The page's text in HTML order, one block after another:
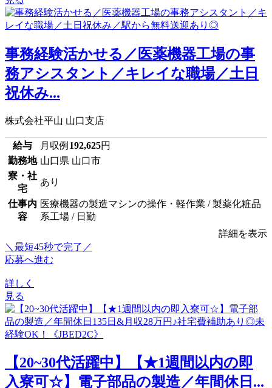
事務経験活かせる／医薬機器工場の事
務アシスタント／キレイな職場／土日
祝休み...
株式会社平山 山口支店
給与 月収例 192,625円
勤務地 山口県 山口市
寮・社
宅
あり
仕事内
容
医療機器の製造マシンの操作・軽作業 / 製薬化粧品
系工場 / 日勤
詳細を表示
＼最短45秒で完了／
応募へ進む
詳しく
見る
【20~30代活躍中】【★1週間以内の即
入寮可☆】電子部品の製造／年間休日...